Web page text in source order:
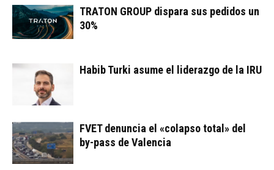
TRATON GROUP dispara sus pedidos un
30%
Habib Turki asume el liderazgo de la IRU
FVET denuncia el «colapso total» del
by-pass de Valencia